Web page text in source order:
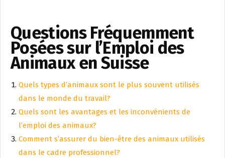
Questions Fréquemment
Posées sur l’Emploi des
Animaux en Suisse
Quels types d’animaux sont le plus souvent utilisés
dans le monde du travail?
Quels sont les avantages et les inconvénients de
l’emploi des animaux?
Comment s’assurer du bien-être des animaux utilisés
dans le cadre professionnel?